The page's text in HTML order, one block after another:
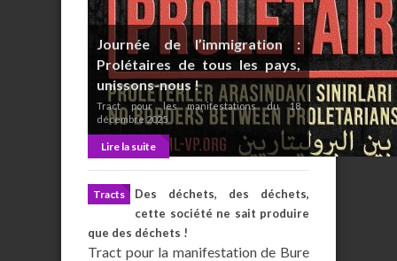
Journée de l’immigration :
Prolétaires de tous les pays,
unissons-nous !
Tract pour les manifestations du 18
décembre 2025
Lire la suite
Tracts
Des déchets, des déchets,
cette société ne sait produire
que des déchets !
Tract pour la manifestation de Bure